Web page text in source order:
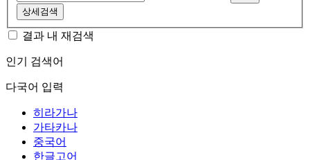
상세검색
결과 내 재검색
인기 검색어
다국어 입력
히라가나
가타카나
중국어
한글고어